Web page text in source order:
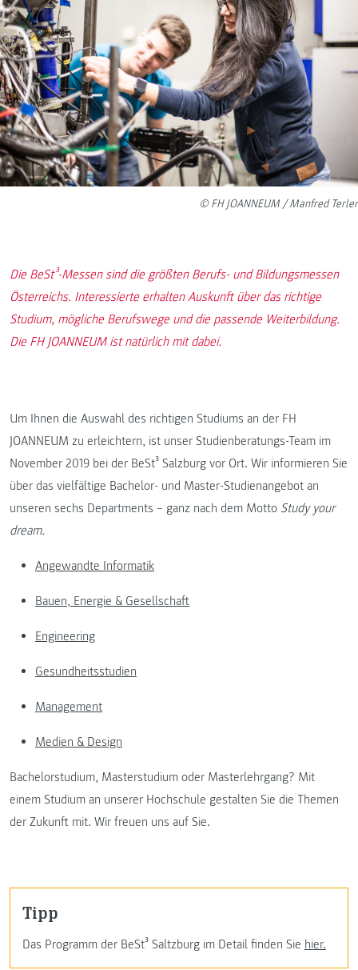
© FH JOANNEUM / Manfred Terler
Die BeSt³-Messen sind die größten Berufs- und Bildungsmessen
Österreichs. Interessierte erhalten Auskunft über das richtige
Studium, mögliche Berufswege und die passende Weiterbildung.
Die FH JOANNEUM ist natürlich mit dabei.
Um Ihnen die Auswahl des richtigen Studiums an der FH
JOANNEUM zu erleichtern, ist unser Studienberatungs-Team im
November 2019 bei der BeSt³ Salzburg vor Ort. Wir informieren Sie
über das vielfältige Bachelor- und Master-Studienangebot an
unseren sechs Departments – ganz nach dem Motto Study your
dream.
Angewandte Informatik
Bauen, Energie & Gesellschaft
Engineering
Gesundheitsstudien
Management
Medien & Design
Bachelorstudium, Masterstudium oder Masterlehrgang? Mit
einem Studium an unserer Hochschule gestalten Sie die Themen
der Zukunft mit. Wir freuen uns auf Sie.
Tipp
Das Programm der BeSt³ Saltzburg im Detail finden Sie hier.